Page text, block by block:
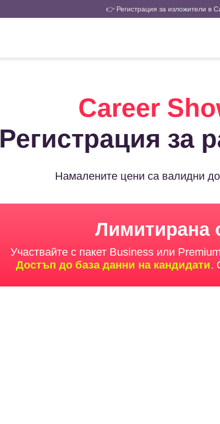
👉 Регистрация за изложители в
Career
Регистрация за
Намалените цени са валидни до
Лимитирана
Участвайте с пакет Business или
Достъп до база данни на кандидати.